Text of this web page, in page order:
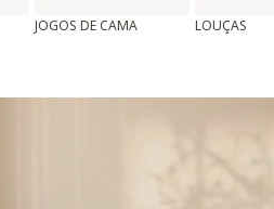
JOGOS DE CAMA LOUÇAS